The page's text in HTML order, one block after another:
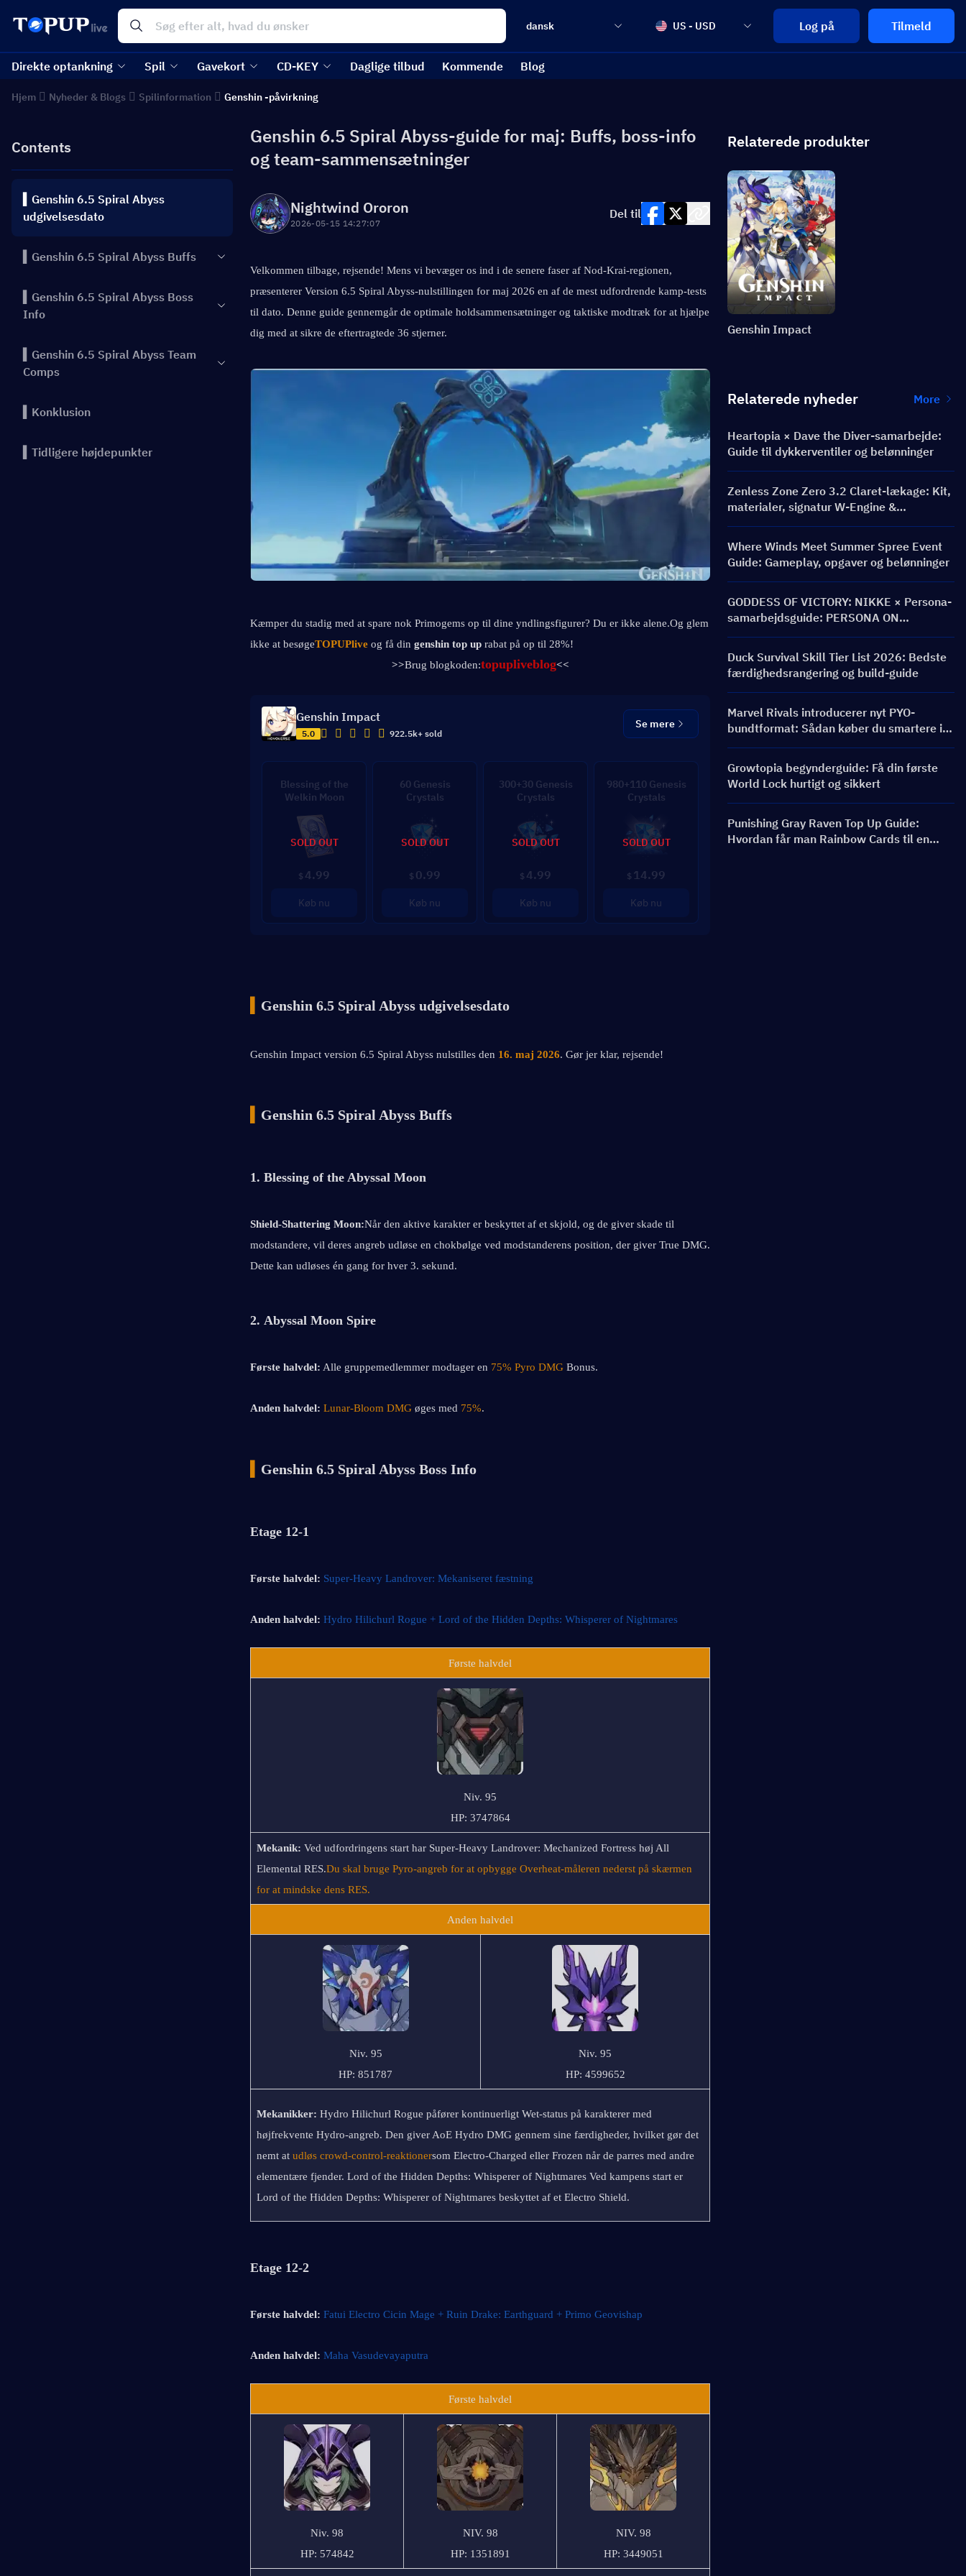
dansk US - USD Log på Tilmeld
Direkte optankning Spil Gavekort CD-KEY Daglige tilbud Kommende Blog
Hjem Nyheder & Blogs Spilinformation Genshin -påvirkning
Contents
▍Genshin 6.5 Spiral Abyss
udgivelsesdato
▍Genshin 6.5 Spiral Abyss Buffs
▍Genshin 6.5 Spiral Abyss Boss
Info
▍Genshin 6.5 Spiral Abyss Team
Comps
▍Konklusion
▍Tidligere højdepunkter
Genshin 6.5 Spiral Abyss-guide for maj: Buffs, boss-info
og team-sammensætninger
Nightwind Ororon
2026-05-15 14:27:07
Del til
Velkommen tilbage, rejsende! Mens vi bevæger os ind i de senere faser af Nod-Krai-regionen,
præsenterer Version 6.5 Spiral Abyss-nulstillingen for maj 2026 en af de mest udfordrende kamp-tests
til dato. Denne guide gennemgår de optimale holdsammensætninger og taktiske modtræk for at hjælpe
dig med at sikre de eftertragtede 36 stjerner.
Kæmper du stadig med at spare nok Primogems op til dine yndlingsfigurer? Du er ikke alene.Og glem
ikke at besøgeTOPUPlive og få din genshin top up rabat på op til 28%!
>>Brug blogkoden:topupliveblog<<
Genshin Impact
5.0 922.5k+ sold
Se mere
Blessing of the
Welkin Moon
$ 4.99
Køb nu
SOLD OUT
60 Genesis
Crystals
$ 0.99
Køb nu
SOLD OUT
300+30 Genesis
Crystals
$ 4.99
Køb nu
SOLD OUT
980+110 Genesis
Crystals
$ 14.99
Køb nu
SOLD OUT
Genshin 6.5 Spiral Abyss udgivelsesdato
Genshin Impact version 6.5 Spiral Abyss nulstilles den 16. maj 2026. Gør jer klar, rejsende!
Genshin 6.5 Spiral Abyss Buffs
1. Blessing of the Abyssal Moon
Shield-Shattering Moon:Når den aktive karakter er beskyttet af et skjold, og de giver skade til
modstandere, vil deres angreb udløse en chokbølge ved modstanderens position, der giver True DMG.
Dette kan udløses én gang for hver 3. sekund.
2. Abyssal Moon Spire
Første halvdel: Alle gruppemedlemmer modtager en 75% Pyro DMG Bonus.
Anden halvdel: Lunar-Bloom DMG øges med 75%.
Genshin 6.5 Spiral Abyss Boss Info
Etage 12-1
Første halvdel: Super-Heavy Landrover: Mekaniseret fæstning
Anden halvdel: Hydro Hilichurl Rogue + Lord of the Hidden Depths: Whisperer of Nightmares
Første halvdel
Niv. 95
HP: 3747864
Mekanik: Ved udfordringens start har Super-Heavy Landrover: Mechanized Fortress høj All
Elemental RES.Du skal bruge Pyro-angreb for at opbygge Overheat-måleren nederst på skærmen
for at mindske dens RES.
Anden halvdel
Niv. 95
HP: 851787
Niv. 95
HP: 4599652
Mekanikker: Hydro Hilichurl Rogue påfører kontinuerligt Wet-status på karakterer med
højfrekvente Hydro-angreb. Den giver AoE Hydro DMG gennem sine færdigheder, hvilket gør det
nemt at udløs crowd-control-reaktionersom Electro-Charged eller Frozen når de parres med andre
elementære fjender. Lord of the Hidden Depths: Whisperer of Nightmares Ved kampens start er
Lord of the Hidden Depths: Whisperer of Nightmares beskyttet af et Electro Shield.
Etage 12-2
Første halvdel: Fatui Electro Cicin Mage + Ruin Drake: Earthguard + Primo Geovishap
Anden halvdel: Maha Vasudevayaputra
Første halvdel
Niv. 98
HP: 574842
NIV. 98
HP: 1351891
NIV. 98
HP: 3449051
Relaterede produkter
Genshin Impact
Relaterede nyheder More
Heartopia × Dave the Diver-samarbejde:
Guide til dykkerventiler og belønninger
Zenless Zone Zero 3.2 Claret-lækage: Kit,
materialer, signatur W-Engine &
Mindscape Cinema
Where Winds Meet Summer Spree Event
Guide: Gameplay, opgaver og belønninger
GODDESS OF VICTORY: NIKKE × Persona-
samarbejdsguide: PERSONA ON
FRONTLINE-begivenhed, karakterer,
bannere og belønninger
Duck Survival Skill Tier List 2026: Bedste
færdighedsrangering og build-guide
Marvel Rivals introducerer nyt PYO-
bundtformat: Sådan køber du smartere i
butiksopdateringen til sæson 9.5
Growtopia begynderguide: Få din første
World Lock hurtigt og sikkert
Punishing Gray Raven Top Up Guide:
Hvordan får man Rainbow Cards til en